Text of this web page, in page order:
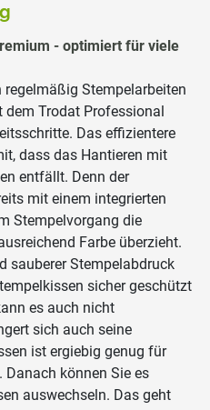
- optimiert für viele
Stempelarbeiten
dem Trodat Professional
Das effizientere
dass das Hantieren mit
entfällt. Denn der
mit einem integrierten
Stempelvorgang die
Farbe überzieht.
sauberer Stempelabdruck
sicher geschützt
es auch nicht
sich auch seine
ist ergiebig genug für
Danach können Sie es
auswechseln. Das geht